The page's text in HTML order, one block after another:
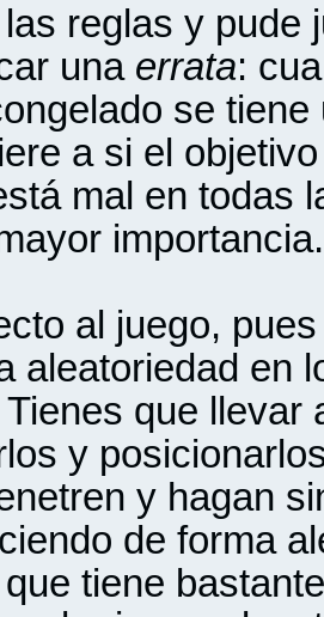
reglas y pude
una errata:
se
a si el
mal en todas
importancia.
al juego,
aleatoriedad en
Tienes que
y
y hagan
de forma
tiene